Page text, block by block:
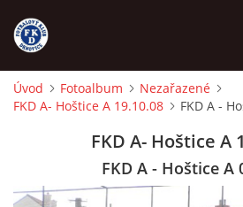
ÚVOD
Úvod Fotoalbum
Nezařazené
FKD A- Hoštice A 19.10.08
FKD A -
FKD A- Hoštice A
FKD A - Hoštice A